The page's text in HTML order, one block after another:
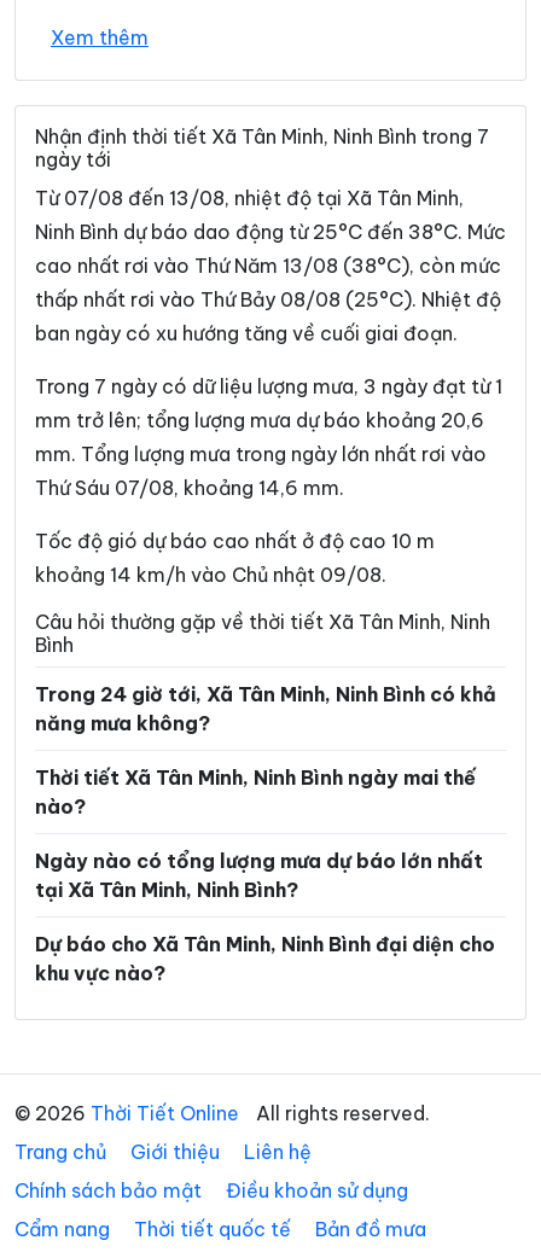
Phường Tam Điệp
Phường Thành Nam Phường Thiên Trường
Phường Tiên Sơn Phường Trung Sơn
Phường Trường Thi
Phường Yên Sơn Phường Yên Thắng
Xã Bắc Lý Xã Bình An
Xã Bình Giang Xã Bình Lục
Xã Bình Sơn Xã Cát Thành
Xã Chất Bình Xã Cổ Lễ
Xã Cúc Phương
Xã Định Hóa Xã Đồng Thái
Xã Gia Lâm
Xã Gia Trấn Xã Gia Tường
Xã Gia Vân
Xã Giao Bình Xã Giao Hòa
Xã Giao Hưng Xã Giao Minh
Xã Giao Ninh Xã Giao Phúc
Xã Hải Anh
Xã Hải Hưng Xã Hải Quang
Xã Hải Thịnh Xã Hải Tiến
Xã Hải Xuân Xã Hiển Khánh
Xã Hồng Phong Xã Khánh Hội
Xem thêm
Nhận định thời tiết Xã Tân Minh, Ninh Bình trong 7
ngày tới
Từ 07/08 đến 13/08, nhiệt độ tại Xã Tân Minh,
Ninh Bình dự báo dao động từ 25°C đến 38°C. Mức
cao nhất rơi vào Thứ Năm 13/08 (38°C), còn mức
thấp nhất rơi vào Thứ Bảy 08/08 (25°C). Nhiệt độ
ban ngày có xu hướng tăng về cuối giai đoạn.
Trong 7 ngày có dữ liệu lượng mưa, 3 ngày đạt từ 1
mm trở lên; tổng lượng mưa dự báo khoảng 20,6
mm. Tổng lượng mưa trong ngày lớn nhất rơi vào
Thứ Sáu 07/08, khoảng 14,6 mm.
Tốc độ gió dự báo cao nhất ở độ cao 10 m
khoảng 14 km/h vào Chủ nhật 09/08.
Câu hỏi thường gặp về thời tiết Xã Tân Minh, Ninh
Bình
Trong 24 giờ tới, Xã Tân Minh, Ninh Bình có khả
năng mưa không?
Thời tiết Xã Tân Minh, Ninh Bình ngày mai thế
nào?
Ngày nào có tổng lượng mưa dự báo lớn nhất
tại Xã Tân Minh, Ninh Bình?
Dự báo cho Xã Tân Minh, Ninh Bình đại diện cho
khu vực nào?
© 2026 Thời Tiết Online
All rights reserved.
Trang chủ
Giới thiệu
Liên hệ
Chính sách bảo mật
Điều khoản sử dụng
Cẩm nang
Thời tiết quốc tế Bản đồ mưa